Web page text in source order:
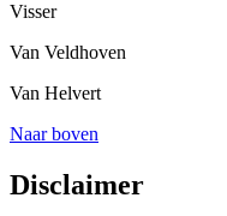
Visser
Van Veldhoven
Van Helvert
Naar boven
Disclaimer